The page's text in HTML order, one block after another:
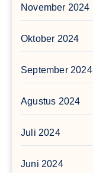
November 2024
Oktober 2024
September 2024
Agustus 2024
Juli 2024
Juni 2024